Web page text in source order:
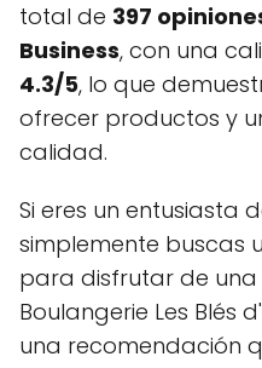
total de 397
Business, con una
4.3/5, lo que
ofrecer productos y
calidad.
Si eres un entusiasta
simplemente buscas
para disfrutar de una
Boulangerie Les Blés
una recomendación